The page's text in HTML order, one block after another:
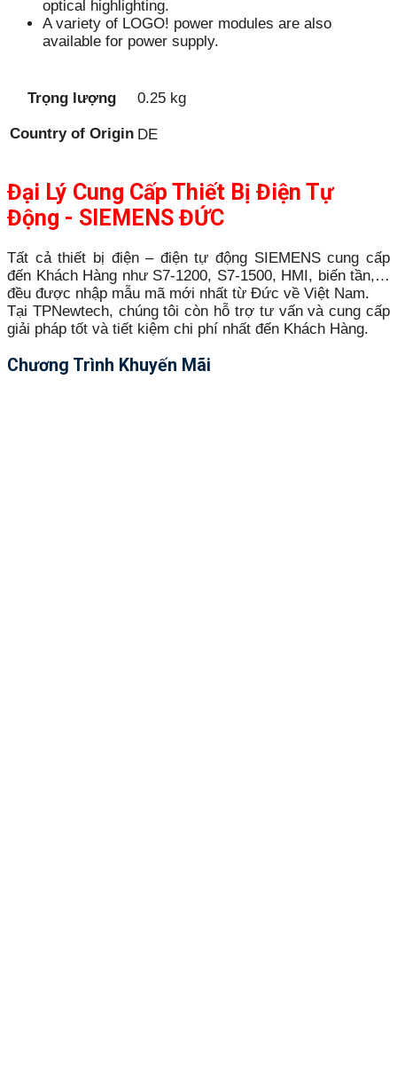
optical highlighting.
A variety of LOGO! power modules are also
available for power supply.
Trọng lượng 0.25 kg
Country of Origin DE
Đại Lý Cung Cấp Thiết Bị Điện Tự
Động - SIEMENS ĐỨC
Tất cả thiết bị điện – điện tự động SIEMENS cung cấp
đến Khách Hàng như S7-1200, S7-1500, HMI, biến tần,…
đều được nhập mẫu mã mới nhất từ Đức về Việt Nam.
Tại TPNewtech, chúng tôi còn hỗ trợ tư vấn và cung cấp
giải pháp tốt và tiết kiệm chi phí nhất đến Khách Hàng.
Chương Trình Khuyến Mãi